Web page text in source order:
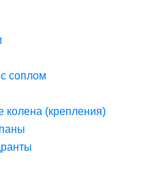
соплом
колена (крепления)